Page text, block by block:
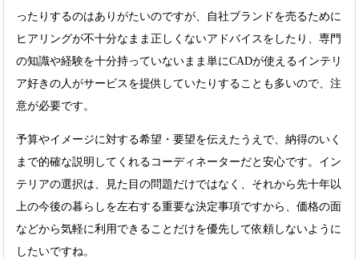
ったりするのはありがたいのですが、自社ブランドを売るために
ヒアリングが不十分なまま正しくないアドバイスをしたり、専門
の知識や経験を十分持っていないまま単にCADが使えるインテリ
ア好きの人がサービスを提供していたりすることも多いので、注
意が必要です。
予算やイメージに対する希望・要望を伝えたうえで、納得のいく
まで的確な説明してくれるコーディネーターだと安心です。イン
テリアの選択は、見た目の問題だけではなく、それから先十年以
上の今後の暮らしを左右する重要な決定事項ですから、価格の面
などから気軽に利用できることだけを優先して依頼しないように
したいですね。